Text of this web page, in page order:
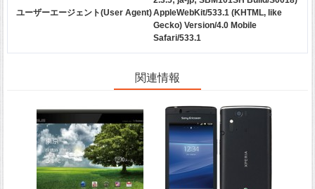
ユーザーエージェント(User Agent)AppleWebKit/533.1 (KHTML, like
Gecko) Version/4.0 Mobile
Safari/533.1
関連情報